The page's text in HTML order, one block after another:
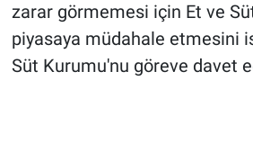
zarar görmemesi için Et ve
piyasaya müdahale etmesini
Süt Kurumu'nu göreve davet